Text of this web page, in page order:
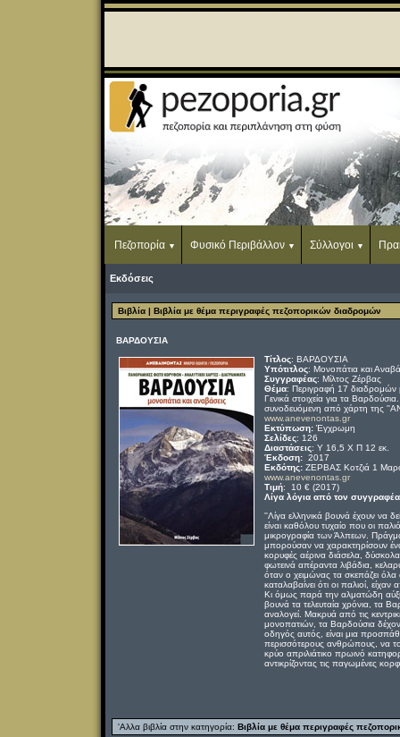
Πεζοπορία Φυσικό Περιβάλλον Σύλλογοι
Εκδόσεις
Βιβλία| Βιβλία με θέμα περιγραφές πεζοπορικών διαδρομών
ΒΑΡΔΟΥΣΙΑ
Τίτλος: ΒΑΡΔΟΥΣΙΑ
Υπότιτλος: Μονοπάτια και
Συγγραφέας: Μίλτος Ζέρβας
Θέμα: Περιγραφή 17 διαδρομών
Γενικά στοιχεία για τα
συνοδευόμενη από χάρτη της
www.anevenontas.gr
Εκτύπωση: Έγχρωμη
Σελίδες: 126
Διαστάσεις: Υ 16,5 Χ Π 12 εκ.
Έκδοση: 2017
Εκδότης: ΖΕΡΒΑΣ Κοτζιά 1
www.anevenontas.gr
Τιμή: 10 € (2017)
Λίγα λόγια από τον συγγραφέα
''Λίγα ελληνικά βουνά έχουν να
είναι καθόλου τυχαίο που οι
μικρογραφία των Άλπεων.
μπορούσαν να χαρακτηρίσουν
κορυφές αέρινα διάσελα,
φωτεινά απέραντα λιβάδια,
όταν ο χειμώνας τα σκεπάζει όλα
καταλαβαίνει ότι οι παλιοί, είχαν
Κι όμως παρά την αλματώδη
βουνά τα τελευταία χρόνια, τα
αναλογεί. Μακρυά από τις
μονοπατιών, τα Βαρδούσια
οδηγός αυτός, είναι μια
περισσότερους ανθρώπους, να
κρύο απριλιάτικο πρωινό
αντικρίζοντας τις παγωμένες
'Αλλα βιβλία στην κατηγορία: Βιβλία με θέμα περιγραφές